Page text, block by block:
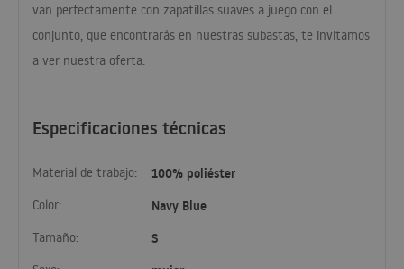
Especificaciones técnicas
Material de trabajo: 100% poliéster
Color: Navy Blue
Tamaño: S
van perfectamente con zapatillas suaves a juego con el
conjunto, que encontrarás en nuestras subastas, te invitamos
a ver nuestra oferta.